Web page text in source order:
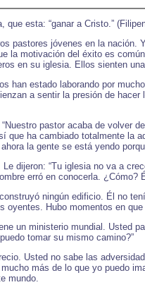
esta: “ganar a Cristo.”
pastores jóvenes en la
la motivación del éxito es
en su iglesia. Ellos sienten
han estado laborando por
a sentir la presión de
pastor acaba de volver
ha cambiado totalmente la
la gente se está yendo
dijeron: “Tu iglesia no va a
erró en conocerla.
ningún edificio. Él no
Hubo momentos en
un ministerio mundial. Usted
tomar su mismo camino?”
Usted no sabe las
más de lo que yo puedo
mundo.